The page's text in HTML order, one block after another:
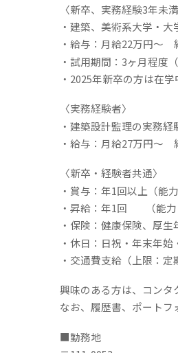
〈新卒、実務経験3年未満
・建築、美術系大学・
・給与：月給22万円～
・試用期間：3ヶ月程度
・2025年新卒の方は在学
〈実務経験者〉
・建築設計監理の実務経
・給与：月給27万円～
〈新卒・経験者共通〉
・賞与：年1回以上（能
・昇給：年1回 （能力
・保険：健康保険、厚
・休日：日祝・年末年始
・交通費支給（上限：定
興味のある方は、コンタ
なお、履歴書、ポートフ
■勤務地